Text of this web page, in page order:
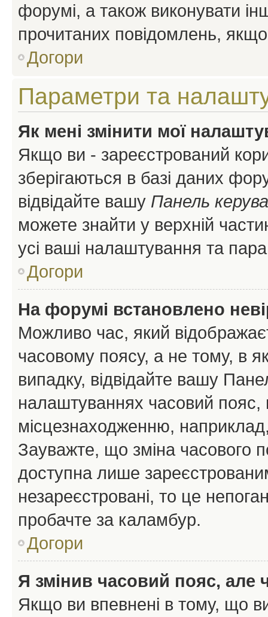
форумі, а також виконувати
прочитаних повідомлень,
Догори
Параметри та
Як мені змінити мої
Якщо ви - зареєстрований
зберігаються в базі даних
відвідайте вашу Панель
можете знайти у верхній
усі ваші налаштування та
Догори
На форумі встановлено
Можливо час, який
часовому поясу, а не тому, в
випадку, відвідайте вашу
налаштуваннях часовий пояс,
місцезнаходженню,
Зауважте, що зміна часового
доступна лише
незареєстровані, то це
пробачте за каламбур.
Догори
Я змінив часовий пояс, але
Якщо ви впевнені в тому, що